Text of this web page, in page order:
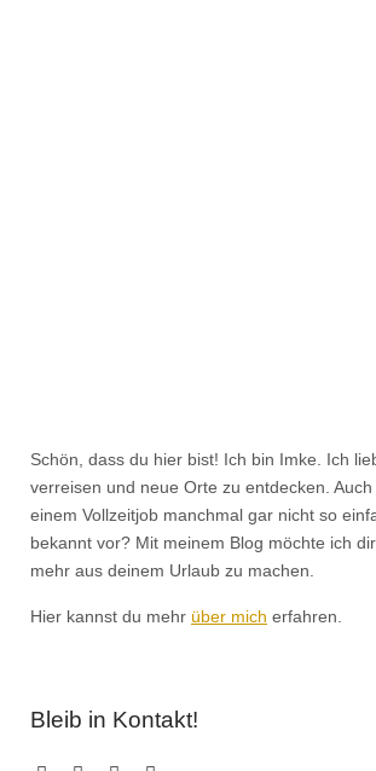
Schön, dass du hier bist! Ich bin Imke. Ich
verreisen und neue Orte zu entdecken.
einem Vollzeitjob manchmal gar nicht so
bekannt vor? Mit meinem Blog möchte ich
mehr aus deinem Urlaub zu machen.
Hier kannst du mehr über mich erfahren.
Bleib in Kontakt!